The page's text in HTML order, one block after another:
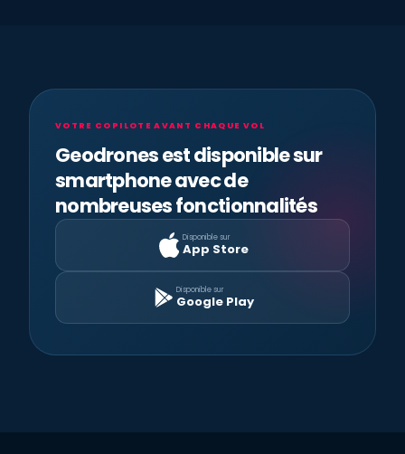
VOTRE COPILOTE AVANT CHAQUE VOL
Geodrones est disponible sur
smartphone avec de
nombreuses fonctionnalités
Disponible sur
App Store
Disponible sur
Google Play